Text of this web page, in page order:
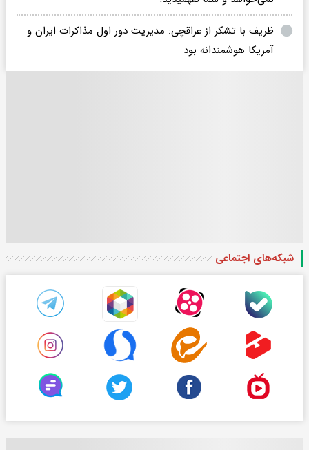
ظریف با تشکر از عراقچی: مدیریت دور اول مذاکرات ایران و
آمریکا هوشمندانه بود
شبکه‌های اجتماعی